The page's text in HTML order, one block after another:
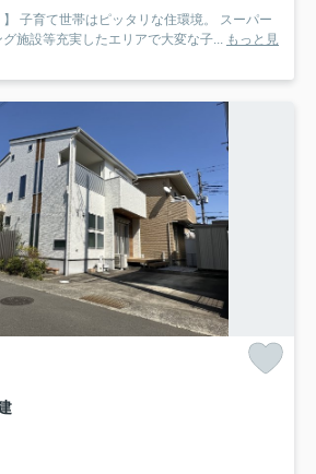
】 子育て世帯はピッタリな住環境。 スーパー
施設等充実したエリアで大変な子... もっと見